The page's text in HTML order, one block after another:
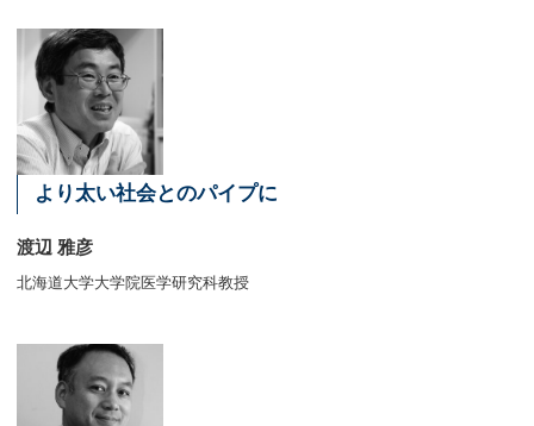
より太い社会とのパイプに
渡辺 雅彦
北海道大学大学院医学研究科教授